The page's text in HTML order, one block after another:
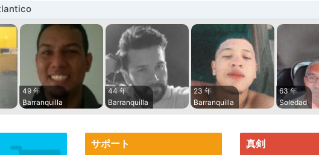
49 年
Barranquilla
44 年
Barranquilla
23 年
Barranquilla
63 年
Soledad
サポート 真剣